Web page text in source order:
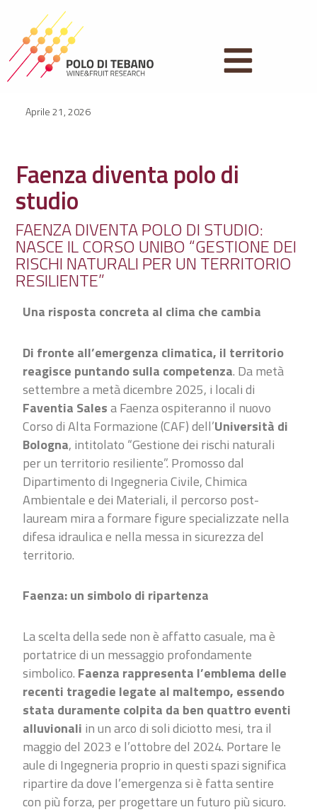
contenuto
Aprile 21, 2026
Faenza diventa polo di
studio
FAENZA DIVENTA POLO DI STUDIO:
NASCE IL CORSO UNIBO “GESTIONE DEI
RISCHI NATURALI PER UN TERRITORIO
RESILIENTE”
Una risposta concreta al clima che cambia
Di fronte all’emergenza climatica, il territorio
reagisce puntando sulla competenza. Da metà
settembre a metà dicembre 2025, i locali di
Faventia Salesa Faenza ospiteranno il nuovo
Corso di Alta Formazione (CAF) dell’Università di
Bologna, intitolato “Gestione dei rischi naturali
per un territorio resiliente”. Promosso dal
Dipartimento di Ingegneria Civile, Chimica
Ambientale e dei Materiali, il percorso post-
lauream mira a formare figure specializzate nella
difesa idraulica e nella messa in sicurezza del
territorio.
Faenza: un simbolo di ripartenza
La scelta della sede non è affatto casuale, ma è
portatrice di un messaggio profondamente
simbolico. Faenza rappresenta l’emblema delle
recenti tragedie legate al maltempo, essendo
stata duramente colpita da ben quattro eventi
alluvionali in un arco di soli diciotto mesi, tra il
maggio del 2023 e l’ottobre del 2024. Portare le
aule di Ingegneria proprio in questi spazi significa
ripartire da dove l’emergenza si è fatta sentire
con più forza, per progettare un futuro più sicuro.